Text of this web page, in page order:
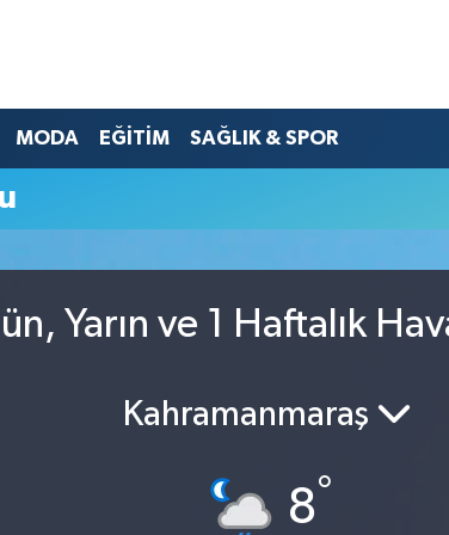
MODA EĞİTİM SAĞLIK & SPOR
Yarın ve 1 Haftalık
Kahramanmaraş
8°